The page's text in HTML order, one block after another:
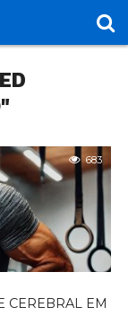
683
CEREBRAL EM